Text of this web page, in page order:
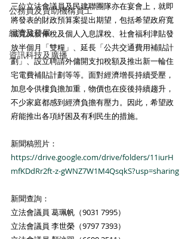
公務員及資助機構員工
經濟及發展
資訊科技及廣播
三位立法會議員及民建聯團隊亦在宴會上，就即
將發表的財政預算案提出期望，包括希望政府寬
減寬減薪俸稅及個人入息課稅、社會福利津貼發
放半個月「雙糧」、延長「公共交通費用補貼計
劃」、設立聘請外傭開支扣稅額及推出新一輪住
宅電費補貼計劃等等。面對經濟增長持續受壓，
加息令供樓負擔加重，物價也在疫後持續趨升，
不少家庭都感到經濟負擔有壓力。因此，希望政
府能推出各項紓困及有利民生的措施。
新聞稿照片：
https://drive.google.com/drive/folders/11iurH
mfKDdRr2ft-z-gWNZ7W1M4QsqkS?usp=sharing
新聞查詢：
立法會議員 葛珮帆（9031 7995）
立法會議員 李世榮（9797 7393）